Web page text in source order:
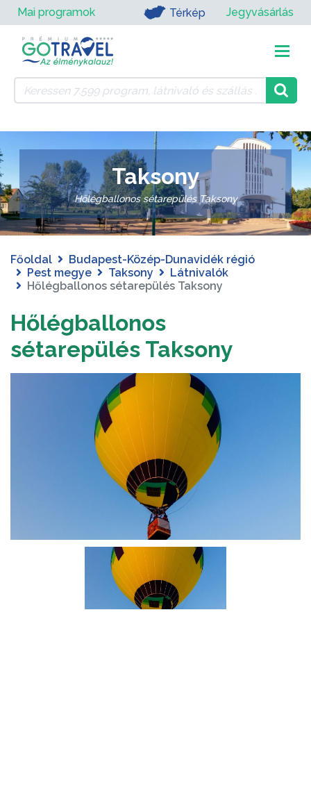
Mai programok Térkép Jegyvásárlás
Taksony
Hőlégballonos sétarepülés Taksony
Főoldal
Budapest-Közép-Dunavidék régió
Pest megye
Taksony
Látnivalók
Hőlégballonos sétarepülés Taksony
Hőlégballonos
sétarepülés Taksony